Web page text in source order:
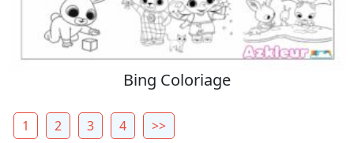
Bing Coloriage
1 2 3 4 >>